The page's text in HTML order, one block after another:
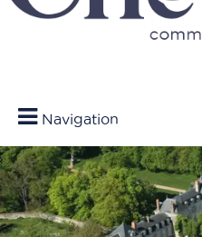
Navigation